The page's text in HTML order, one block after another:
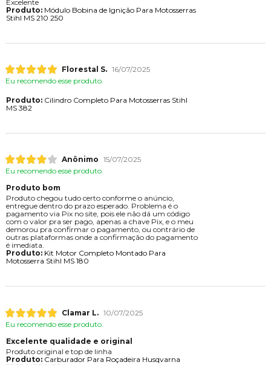
Excelente
Produto:Módulo Bobina de Ignição Para Motosserras
Stihl MS 210 250
Florestal S. 16/07/2025
Eu recomendo esse produto.
Produto:Cilindro Completo Para Motosserras Stihl
MS 382
Anônimo 15/07/2025
Eu recomendo esse produto.
Produto bom
Produto chegou tudo certo conforme o anúncio,
entregue dentro do prazo esperado. Problema é o
pagamento via Pix no site, pois ele não dá um código
com o valor pra ser pago, apenas a chave Pix, e o meu
demorou pra confirmar o pagamento, ou contrário de
outras plataformas onde a confirmação do pagamento
é imediata.
Produto:Kit Motor Completo Montado Para
Motosserra Stihl MS 180
Clamar L. 10/07/2025
Eu recomendo esse produto.
Excelente qualidade e original
Produto original e top de linha
Produto:Carburador Para Roçadeira Husqvarna